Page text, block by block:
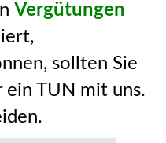
Vergütungen
sollten Sie
ein TUN mit uns.